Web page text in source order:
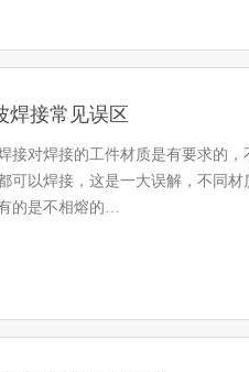
焊接常见误区
接对焊接的工件材质是有要求的
可以焊接，这是一大误解，不同
的是不相熔的…